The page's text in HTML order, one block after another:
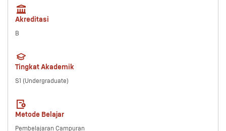
Akreditasi
B
Tingkat Akademik
S1 (Undergraduate)
Metode Belajar
Pembelajaran Campuran